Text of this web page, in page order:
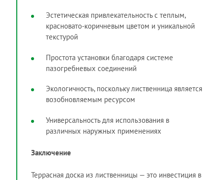
Эстетическая привлекательность с теплым,
красновато-коричневым цветом и уникальной
текстурой
Простота установки благодаря системе
пазогребневых соединений
Экологичность, поскольку лиственница является
возобновляемым ресурсом
Универсальность для использования в
различных наружных применениях
Заключение
Террасная доска из лиственницы — это инвестиция в